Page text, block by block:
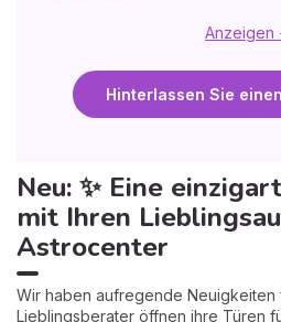
Anzeigen
Hinterlassen Sie
Neu: ✨ Eine
mit Ihren
Astrocenter
Wir haben aufregende Neuigkeiten
Lieblingsberater öffnen ihre Türen